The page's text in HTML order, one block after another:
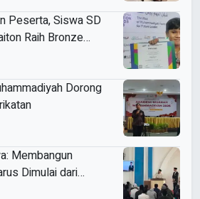
Peserta, Siswa SD
Raih Bronze
Dorong
Membangun
Dimulai dari
Individu